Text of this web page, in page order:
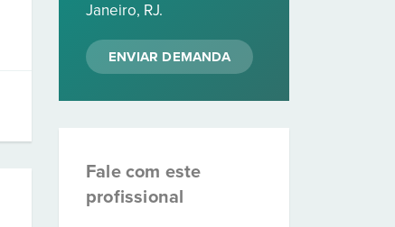
Janeiro, RJ.
ENVIAR DEMANDA
Fale com este
profissional